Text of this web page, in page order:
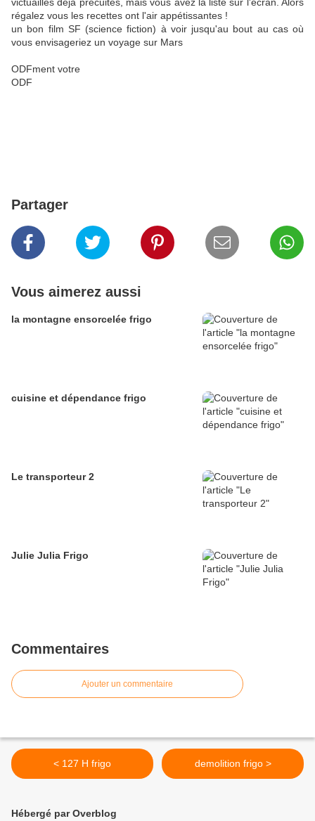
régalez vous les recettes ont l'air appétissantes !
un bon film SF (science fiction) à voir jusqu'au bout au cas où
vous envisageriez un voyage sur Mars
ODFment votre
ODF
Partager
Vous aimerez aussi
la montagne ensorcelée frigo
cuisine et dépendance frigo
Le transporteur 2
Julie Julia Frigo
Commentaires
Ajouter un commentaire
< 127 H frigo demolition frigo >
Hébergé par Overblog